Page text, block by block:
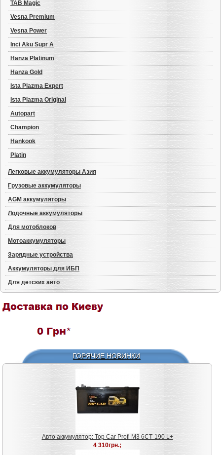
TAB Magic
Vesna Premium
Vesna Power
Inci Aku Supr A
Hanza Platinum
Hanza Gold
Ista Plazma Expert
Ista Plazma Original
Autopart
Champion
Hankook
Platin
Легковые аккумуляторы Азия
Грузовые аккумуляторы
AGM аккумуляторы
Лодочные аккумуляторы
Для мотоблоков
Мотоаккумуляторы
Зарядные устройства
Аккумуляторы для ИБП
Для детских авто
ГОРЯЧИЕ НОВИНКИ
Авто аккумулятор: Top Car Profi M3 6СТ-190 L+
4 310грн.;